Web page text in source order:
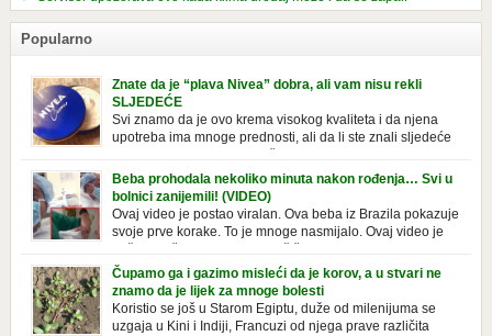
Popularno
Znate da je “plava Nivea” dobra, ali vam nisu rekli
SLJEDEĆE
Svi znamo da je ovo krema visokog kvaliteta i da njena
upotreba ima mnoge prednosti, ali da li ste znali sljedeće
o njoj. Nivea krema u klasičnoj, plavoj kutiji,
prepoznatljivog mirisa i jednostavne formule, jeste nezamenljiv inventar
u kupatilima i muškaraca i žena. Mnogi ljudi se ne odvajaju od nje, pa je
čak nose sa […]
Beba prohodala nekoliko minuta nakon rođenja… Svi u
bolnici zanijemili! (VIDEO)
Ovaj video je postao viralan. Ova beba iz Brazila pokazuje
svoje prve korake. To je mnoge nasmijalo. Ovaj video je
baš neobičan. Ne viđamo baš često ovakve korake kod
novorođenih beba. Video je snimila babica, pregledalo ga je preko 80
miliona ljudi. Ove babice su ostale u čudu nakon što su vidjeli kako
beba želi […]
Čupamo ga i gazimo misleći da je korov, a u stvari ne
znamo da je lijek za mnoge bolesti
Koristio se još u Starom Egiptu, duže od milenijuma se
uzgaja u Kini i Indiji, Francuzi od njega prave različita